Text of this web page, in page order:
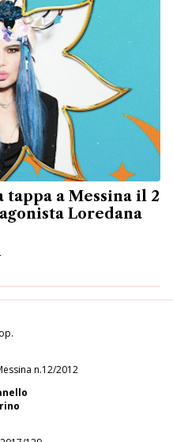
tappa a Messina il 2
Loredana
n.12/2012